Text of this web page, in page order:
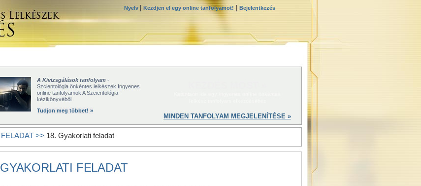
Nyelv Kezdjen el egy online tanfolyamot! Bejelentkezés
A Kivizsgálások tanfolyam -
Szcientológia önkéntes lelkészek Ingyenes
online tanfolyamok A Szcientológia
kézikönyvéből
Tudjon meg többet! »
MINDEN TANFOLYAM MEGJELENÍTÉSE »
FELADAT >> 18. Gyakorlati feladat
GYAKORLATI FELADAT